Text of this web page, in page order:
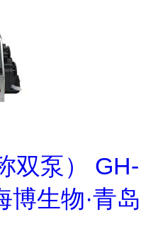
双泵） GH-
博生物·青岛